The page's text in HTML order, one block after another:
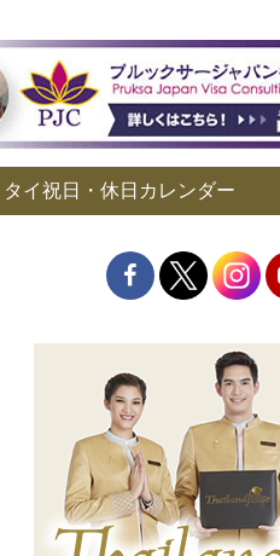
タイ祝日・休日カレンダー